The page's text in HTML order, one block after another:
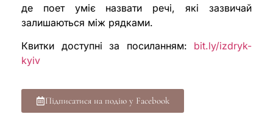
де поет уміє назвати речі, які зазвичай
залишаються між рядками.
Квитки доступні за посиланням: bit.ly/izdryk-
kyiv
Підписатися на подію у Facebook